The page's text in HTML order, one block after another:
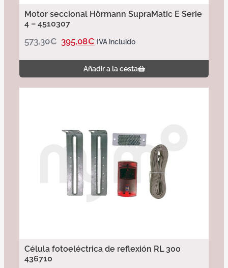
Motor seccional Hörmann SupraMatic E Serie
4 – 4510307
573,30€ 395,08€ IVA incluido
Añadir a la cesta
Célula fotoeléctrica de reflexión RL 300
436710